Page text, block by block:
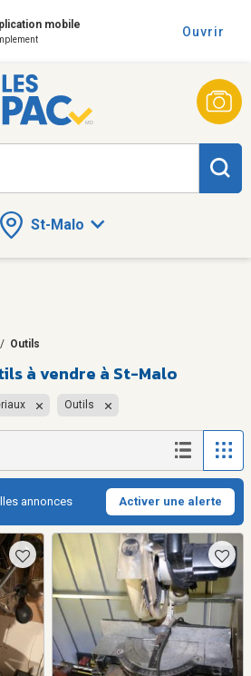
mobile Ouvrir
St-Malo
/ Outils
à vendre à St-Malo
Outils
annonces Activer une alerte